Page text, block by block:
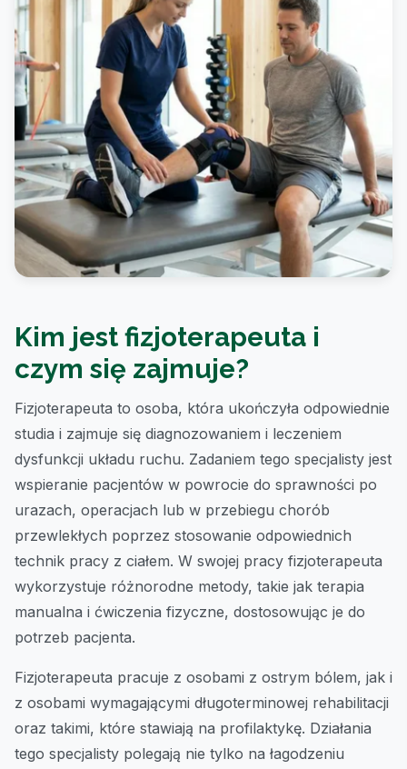
Kim jest fizjoterapeuta i
czym się zajmuje?
Fizjoterapeuta to osoba, która ukończyła odpowiednie
studia i zajmuje się diagnozowaniem i leczeniem
dysfunkcji układu ruchu. Zadaniem tego specjalisty jest
wspieranie pacjentów w powrocie do sprawności po
urazach, operacjach lub w przebiegu chorób
przewlekłych poprzez stosowanie odpowiednich
technik pracy z ciałem. W swojej pracy fizjoterapeuta
wykorzystuje różnorodne metody, takie jak terapia
manualna i ćwiczenia fizyczne, dostosowując je do
potrzeb pacjenta.
Fizjoterapeuta pracuje z osobami z ostrym bólem, jak i
z osobami wymagającymi długoterminowej rehabilitacji
oraz takimi, które stawiają na profilaktykę. Działania
tego specjalisty polegają nie tylko na łagodzeniu